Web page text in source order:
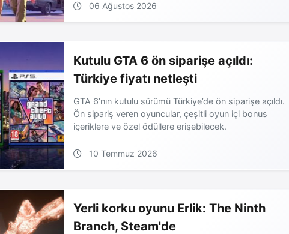
06 Ağustos 2026
Kutulu GTA 6 ön siparişe açıldı:
Türkiye fiyatı netleşti
GTA 6’nın kutulu sürümü Türkiye’de ön siparişe açıldı.
Ön sipariş veren oyuncular, çeşitli oyun içi bonus
içeriklere ve özel ödüllere erişebilecek.
10 Temmuz 2026
Yerli korku oyunu Erlik: The Ninth
Branch, Steam'de